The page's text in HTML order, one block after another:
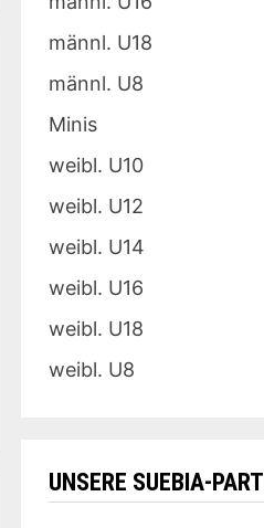
männl. U18
männl. U8
Minis
weibl. U10
weibl. U12
weibl. U14
weibl. U16
weibl. U18
weibl. U8
UNSERE SUEBIA-